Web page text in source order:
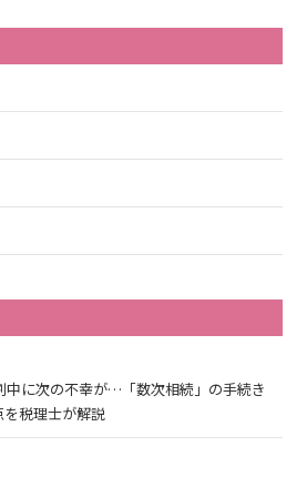
中に次の不幸が…「数次相続」の手続き
を税理士が解説